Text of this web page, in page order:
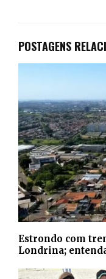
POSTAGENS
Estrondo com
Londrina;